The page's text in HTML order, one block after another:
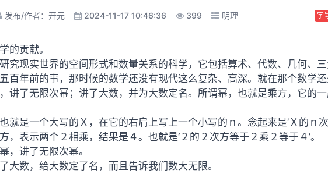
发布/作者：开元 2024-11-17 10:46:36 399 明理 字
的贡献。
究现实世界的空间形式和数量关系的科学，它包括算术、代数、几何、
百年前的事，那时候的数学还没有现代这么复杂、高深。就在那个数学还
讲了无限次幂；讲了大数，并为大数定名。所谓幂，也就是乘方，它的一
就是一个大写的Ｘ，在它的右肩上写上一个小写的ｎ。念起来是‘Ｘ的ｎ
，表示两个２相乘，结果是４。也就是‘２的２次方等于２乘２等于４’。
，讲了无限次幂。
大数，给大数定了名，而且告诉我们数大无限。